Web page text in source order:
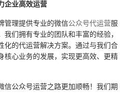
企业高效运营
管理提供专业的微信公众号代运营服
们拥有专业的团队和丰富的经验，
化的代运营解决方案。通过与我们合
核心业务的发展，实现更高效、更精
信公众号运营之路更加顺畅！我们期